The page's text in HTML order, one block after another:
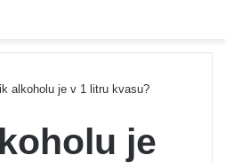
alkoholu je v 1 litru kvasu?
je